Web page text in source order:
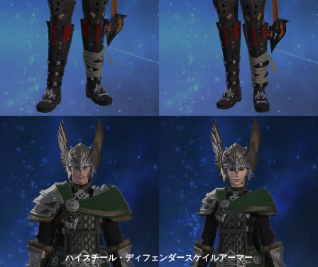
ハイスチール・ディフェンダースケイルアーマー